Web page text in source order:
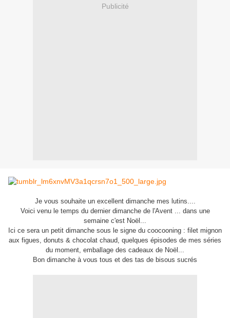
Publicité
Je vous souhaite un excellent dimanche mes lutins....
Voici venu le temps du dernier dimanche de l'Avent ... dans une
semaine c'est Noël...
Ici ce sera un petit dimanche sous le signe du coocooning : filet mignon
aux figues, donuts & chocolat chaud, quelques épisodes de mes séries
du moment, emballage des cadeaux de Noël...
Bon dimanche à vous tous et des tas de bisous sucrés